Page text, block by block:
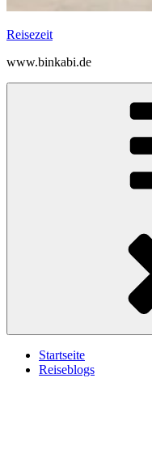
Reisezeit
www.binkabi.de
Startseite
Reiseblogs